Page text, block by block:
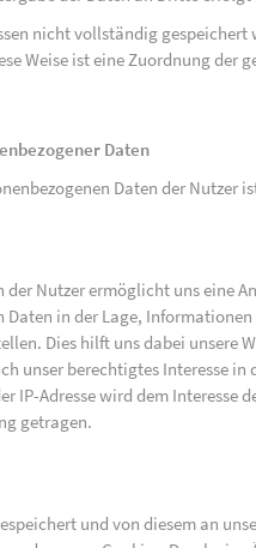
nicht vollständig gespeichert
Weise ist eine Zuordnung der
Daten
Daten der Nutzer
Nutzer ermöglicht uns eine
in der Lage,
Dies hilft uns dabei unsere
unser berechtigtes Interesse
IP-Adresse wird dem Interesse
getragen.
und von diesem an